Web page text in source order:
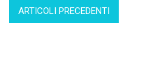
ARTICOLI PRECEDENTI